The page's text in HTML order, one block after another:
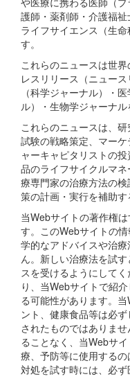
護師・薬剤師・介護福
ライフサイエンス（生
す。
これらのニュースは世
レスリリース（ニュー
（科学ジャーナル）・
ル）・生物学ジャーナル
これらのニュースは、
試験の戦略策定、マー
ャーキャピタリストの
品のライフサイクルマ
療専門家の治療方法の
策の計画・実行を補助す
当Webサイトの著作権
す。このWebサイトの
学的なアドバイスや治
ん。新しい治療法を試
スを受けるようにして
り、当Webサイトで紹
る可能性があります。
ント、健康食品等は必
されたものではありま
ることなく、当Webサ
療、予防等に使用する
対処を試す時には、必ず